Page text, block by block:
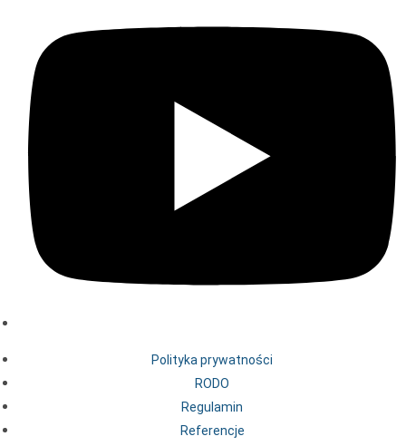
Polityka prywatności
RODO
Regulamin
Referencje